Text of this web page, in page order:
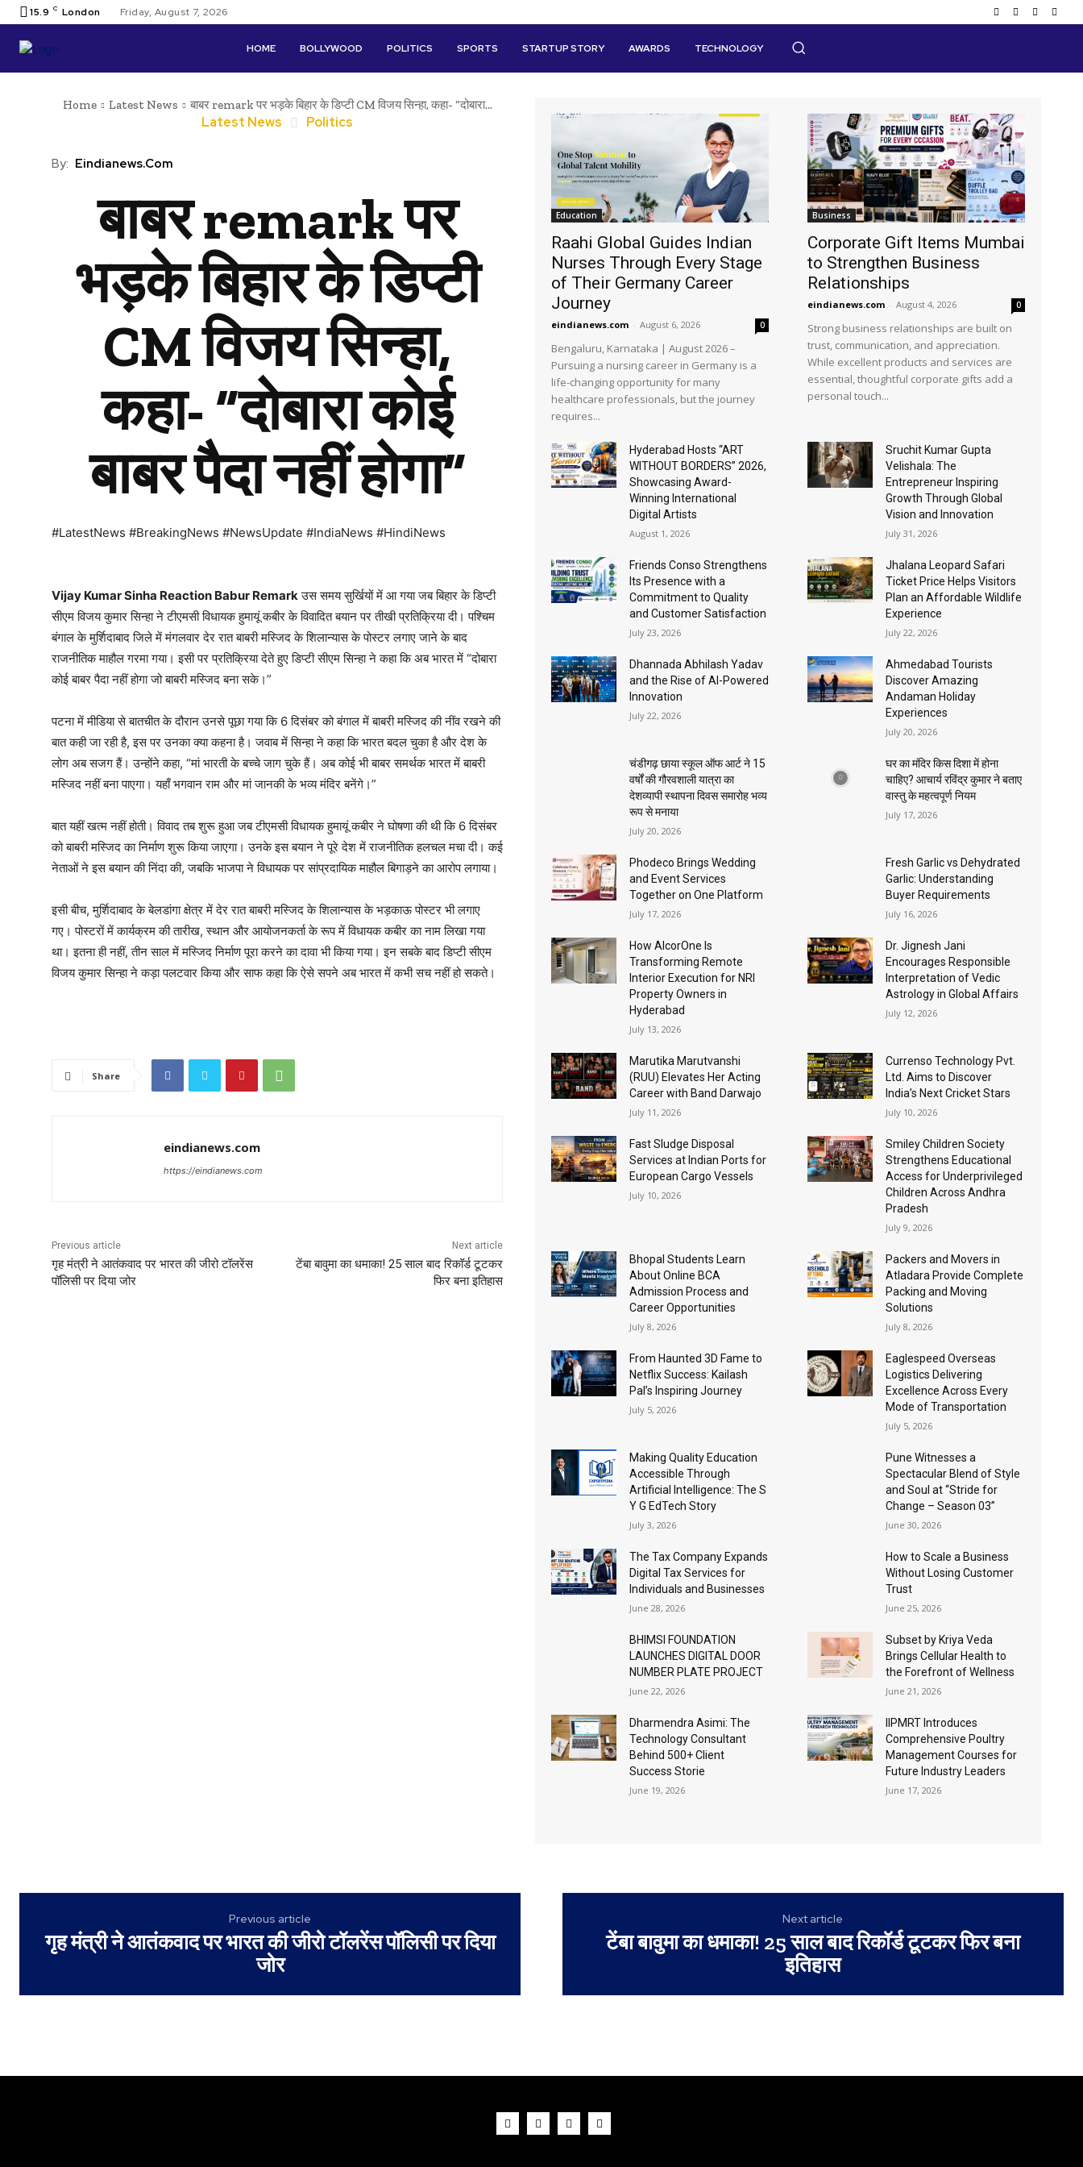
15.9 C London Friday, August 7, 2026
HOME BOLLYWOOD POLITICS SPORTS STARTUP STORY AWARDS TECHNOLOGY
Home Latest News बाबर remark पर भड़के बिहार के डिप्टी CM विजय सिन्हा, कहा- “दोबारा...
Latest News Politics
By: Eindianews.com
बाबर remark पर
भड़के बिहार के डिप्टी
CM विजय सिन्हा,
कहा- “दोबारा कोई
बाबर पैदा नहीं होगा”
#LatestNews #BreakingNews #NewsUpdate #IndiaNews #HindiNews
Vijay Kumar Sinha Reaction Babur Remarkउस समय सुर्खियों में आ गया जब बिहार के डिप्टी
सीएम विजय कुमार सिन्हा ने टीएमसी विधायक हुमायूं कबीर के विवादित बयान पर तीखी प्रतिक्रिया दी। पश्चिम
बंगाल के मुर्शिदाबाद जिले में मंगलवार देर रात बाबरी मस्जिद के शिलान्यास के पोस्टर लगाए जाने के बाद
राजनीतिक माहौल गरमा गया। इसी पर प्रतिक्रिया देते हुए डिप्टी सीएम सिन्हा ने कहा कि अब भारत में “दोबारा
कोई बाबर पैदा नहीं होगा जो बाबरी मस्जिद बना सके।”
पटना में मीडिया से बातचीत के दौरान उनसे पूछा गया कि 6 दिसंबर को बंगाल में बाबरी मस्जिद की नींव रखने की
बात कही जा रही है, इस पर उनका क्या कहना है। जवाब में सिन्हा ने कहा कि भारत बदल चुका है और देश के
लोग अब सजग हैं। उन्होंने कहा, “मां भारती के बच्चे जाग चुके हैं। अब कोई भी बाबर समर्थक भारत में बाबरी
मस्जिद नहीं बना पाएगा। यहाँ भगवान राम और मां जानकी के भव्य मंदिर बनेंगे।”
बात यहीं खत्म नहीं होती। विवाद तब शुरू हुआ जब टीएमसी विधायक हुमायूं कबीर ने घोषणा की थी कि 6 दिसंबर
को बाबरी मस्जिद का निर्माण शुरू किया जाएगा। उनके इस बयान ने पूरे देश में राजनीतिक हलचल मचा दी। कई
नेताओं ने इस बयान की निंदा की, जबकि भाजपा ने विधायक पर सांप्रदायिक माहौल बिगाड़ने का आरोप लगाया।
इसी बीच, मुर्शिदाबाद के बेलडांगा क्षेत्र में देर रात बाबरी मस्जिद के शिलान्यास के भड़काऊ पोस्टर भी लगाए
गए। पोस्टरों में कार्यक्रम की तारीख, स्थान और आयोजनकर्ता के रूप में विधायक कबीर का नाम लिखा गया
था। इतना ही नहीं, तीन साल में मस्जिद निर्माण पूरा करने का दावा भी किया गया। इन सबके बाद डिप्टी सीएम
विजय कुमार सिन्हा ने कड़ा पलटवार किया और साफ कहा कि ऐसे सपने अब भारत में कभी सच नहीं हो सकते।
Share
eindianews.com
https://eindianews.com
Previous article
गृह मंत्री ने आतंकवाद पर भारत की जीरो टॉलरेंस
पॉलिसी पर दिया जोर
Next article
टेंबा बावुमा का धमाका! 25 साल बाद रिकॉर्ड टूटकर
फिर बना इतिहास
Education
Raahi Global Guides Indian
Nurses Through Every Stage
of Their Germany Career
Journey
eindianews.com - August 6, 2026 0
Bengaluru, Karnataka | August 2026 –
Pursuing a nursing career in Germany is a
life-changing opportunity for many
healthcare professionals, but the journey
requires...
Business
Corporate Gift Items Mumbai
to Strengthen Business
Relationships
eindianews.com - August 4, 2026 0
Strong business relationships are built on
trust, communication, and appreciation.
While excellent products and services are
essential, thoughtful corporate gifts add a
personal touch...
Hyderabad Hosts “ART
WITHOUT BORDERS” 2026,
Showcasing Award-
Winning International
Digital Artists
August 1, 2026
Sruchit Kumar Gupta
Velishala: The
Entrepreneur Inspiring
Growth Through Global
Vision and Innovation
July 31, 2026
Friends Conso Strengthens
Its Presence with a
Commitment to Quality
and Customer Satisfaction
July 23, 2026
Jhalana Leopard Safari
Ticket Price Helps Visitors
Plan an Affordable Wildlife
Experience
July 22, 2026
Dhannada Abhilash Yadav
and the Rise of AI-Powered
Innovation
July 22, 2026
Ahmedabad Tourists
Discover Amazing
Andaman Holiday
Experiences
July 20, 2026
चंडीगढ़ छाया स्कूल ऑफ आर्ट ने 15
वर्षों की गौरवशाली यात्रा का
देशव्यापी स्थापना दिवस समारोह भव्य
रूप से मनाया
July 20, 2026
घर का मंदिर किस दिशा में होना
चाहिए? आचार्य रविंद्र कुमार ने बताए
वास्तु के महत्वपूर्ण नियम
July 17, 2026
Phodeco Brings Wedding
and Event Services
Together on One Platform
July 17, 2026
Fresh Garlic vs Dehydrated
Garlic: Understanding
Buyer Requirements
July 16, 2026
How AlcorOne Is
Transforming Remote
Interior Execution for NRI
Property Owners in
Hyderabad
July 13, 2026
Dr. Jignesh Jani
Encourages Responsible
Interpretation of Vedic
Astrology in Global Affairs
July 12, 2026
Marutika Marutvanshi
(RUU) Elevates Her Acting
Career with Band Darwajo
July 11, 2026
Currenso Technology Pvt.
Ltd. Aims to Discover
India’s Next Cricket Stars
July 10, 2026
Fast Sludge Disposal
Services at Indian Ports for
European Cargo Vessels
July 10, 2026
Smiley Children Society
Strengthens Educational
Access for Underprivileged
Children Across Andhra
Pradesh
July 9, 2026
Bhopal Students Learn
About Online BCA
Admission Process and
Career Opportunities
July 8, 2026
Packers and Movers in
Atladara Provide Complete
Packing and Moving
Solutions
July 8, 2026
From Haunted 3D Fame to
Netflix Success: Kailash
Pal’s Inspiring Journey
July 5, 2026
Eaglespeed Overseas
Logistics Delivering
Excellence Across Every
Mode of Transportation
July 5, 2026
Making Quality Education
Accessible Through
Artificial Intelligence: The S
Y G EdTech Story
July 3, 2026
Pune Witnesses a
Spectacular Blend of Style
and Soul at “Stride for
Change – Season 03”
June 30, 2026
The Tax Company Expands
Digital Tax Services for
Individuals and Businesses
June 28, 2026
How to Scale a Business
Without Losing Customer
Trust
June 25, 2026
BHIMSI FOUNDATION
LAUNCHES DIGITAL DOOR
NUMBER PLATE PROJECT
June 22, 2026
Subset by Kriya Veda
Brings Cellular Health to
the Forefront of Wellness
June 21, 2026
Dharmendra Asimi: The
Technology Consultant
Behind 500+ Client
Success Storie
June 19, 2026
IIPMRT Introduces
Comprehensive Poultry
Management Courses for
Future Industry Leaders
June 17, 2026
Previous article
गृह मंत्री ने आतंकवाद पर भारत की जीरो टॉलरेंस पॉलिसी पर दिया
जोर
Next article
टेंबा बावुमा का धमाका! 25 साल बाद रिकॉर्ड टूटकर फिर बना
इतिहास